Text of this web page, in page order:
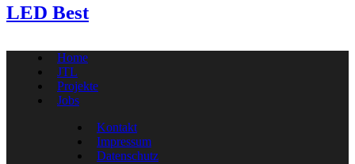
LED Best
Home
JTL
Projekte
Jobs
Kontakt
Impressum
Datenschutz